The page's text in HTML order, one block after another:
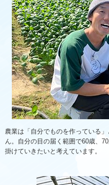
農業は「自分でものを作っている
ん。自分の目の届く範囲で60歳、
掛けていきたいと考えています。